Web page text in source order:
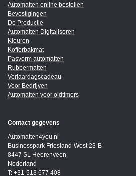
Automatten online bestellen
Bevestigingen
De Productie
Automatten Digitaliseren
Kleuren
Kofferbakmat
Pasvorm automatten
Rubbermatten
Verjaardagscadeau
Voor Bedrijven
Automatten voor oldtimers
Contact gegevens
Automatten4you.nl
Businesspark Friesland-West 23-B
8447 SL Heerenveen
Nederland
T: +31-513 677 408